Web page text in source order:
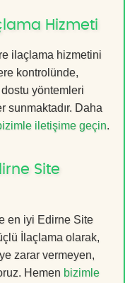
Hizmeti
ilaçlama hizmetini
kontrolünde,
yöntemleri
sunmaktadır. Daha
iletişime geçin.
Site
en iyi Edirne Site
İlaçlama olarak,
zarar vermeyen,
Hemen bizimle